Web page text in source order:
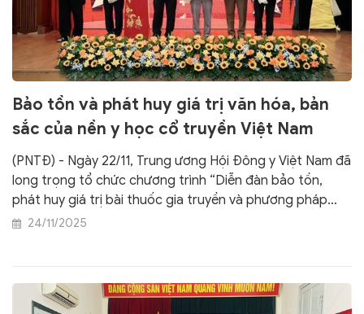
Bảo tồn và phát huy giá trị văn hóa, bản
sắc của nền y học cổ truyền Việt Nam
(PNTĐ) - Ngày 22/11, Trung ương Hội Đông y Việt Nam đã
long trọng tổ chức chương trình “Diễn đàn bảo tồn,
phát huy giá trị bài thuốc gia truyền và phương pháp
chữa bệnh độc đáo bằng y học cổ truyền phục vụ sự
24/11/2025